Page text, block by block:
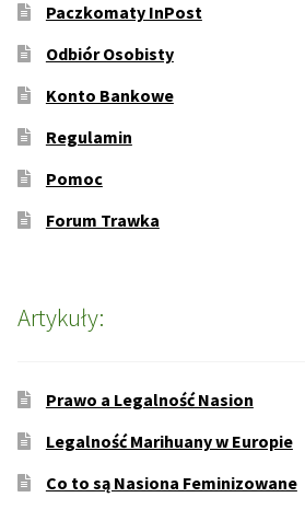
Paczkomaty InPost
Odbiór Osobisty
Konto Bankowe
Regulamin
Pomoc
Forum Trawka
Artykuły:
Prawo a Legalność Nasion
Legalność Marihuany w Europie
Co to są Nasiona Feminizowane